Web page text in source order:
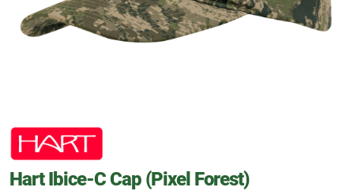
Hart Ibice-C Cap (Pixel Forest)